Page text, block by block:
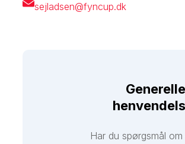
sejladsen@fyncup.dk
Generelle
Har du spørgsmål